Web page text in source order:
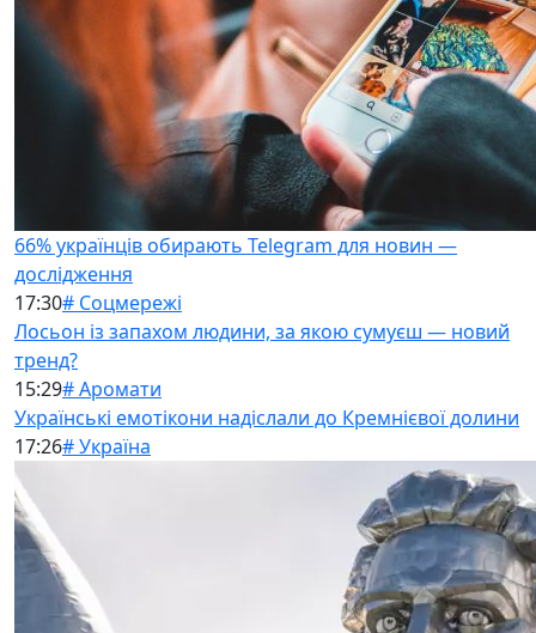
66% українців обирають Telegram для новин —
дослідження
17:30# Соцмережі
Лосьон із запахом людини, за якою сумуєш — новий
тренд?
15:29# Аромати
Українські емотікони надіслали до Кремнієвої долини
17:26# Україна